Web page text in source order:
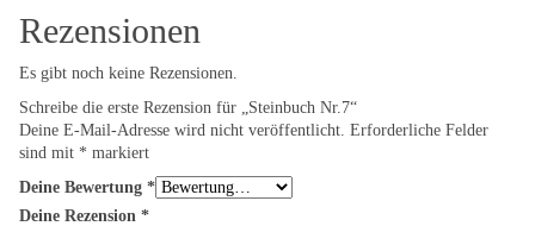
Rezensionen
Es gibt noch keine Rezensionen.
Schreibe die erste Rezension für „Steinbuch Nr.7“
Deine E-Mail-Adresse wird nicht veröffentlicht. Erforderliche Felder
sind mit * markiert
Deine Bewertung *
Deine Rezension *